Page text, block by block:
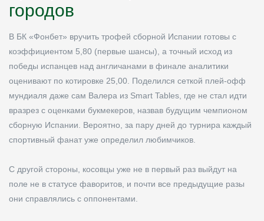
городов
В БК «Фонбет» вручить трофей сборной Испании готовы с
коэффициентом 5,80 (первые шансы), а точный исход из
победы испанцев над англичанами в финале аналитики
оценивают по котировке 25,00. Поделился сеткой плей-офф
мундиаля даже сам Валера из Smart Tables, где не стал идти
вразрез с оценками букмекеров, назвав будущим чемпионом
сборную Испании. Вероятно, за пару дней до турнира каждый
спортивный фанат уже определил любимчиков.
С другой стороны, косовцы уже не в первый раз выйдут на
поле не в статусе фаворитов, и почти все предыдущие разы
они справлялись с оппонентами.